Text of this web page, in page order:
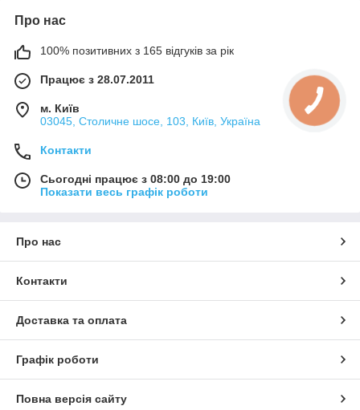
Про нас
100% позитивних з 165 відгуків за рік
Працює з 28.07.2011
м. Київ
03045, Столичне шосе, 103, Київ, Україна
Контакти
Сьогодні працює з 08:00 до 19:00
Показати весь графік роботи
Про нас
Контакти
Доставка та оплата
Графік роботи
Повна версія сайту